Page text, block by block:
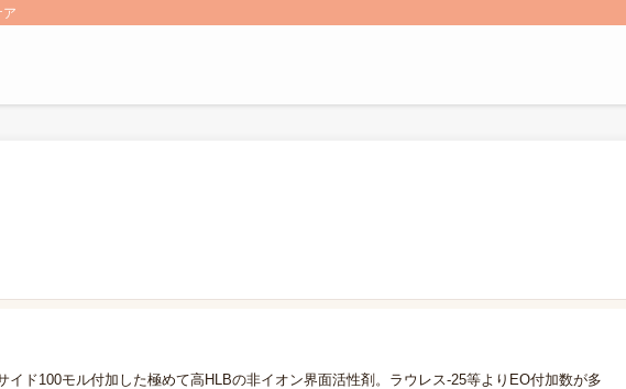
イド100モル付加した極めて高HLBの非イオン界面活性剤。ラウレス-25等よりEO付加数が多